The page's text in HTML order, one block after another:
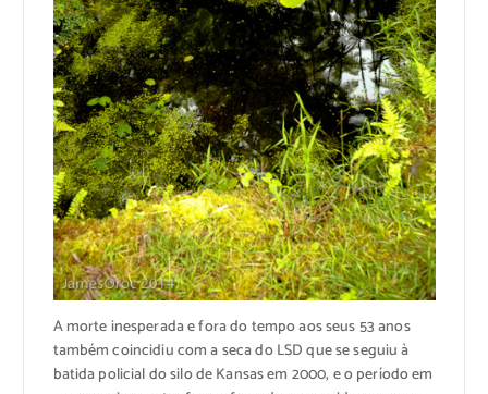
A morte inesperada e fora do tempo aos seus 53 anos
também coincidiu com a seca do LSD que se seguiu à
batida policial do silo de Kansas em 2000, e o período em